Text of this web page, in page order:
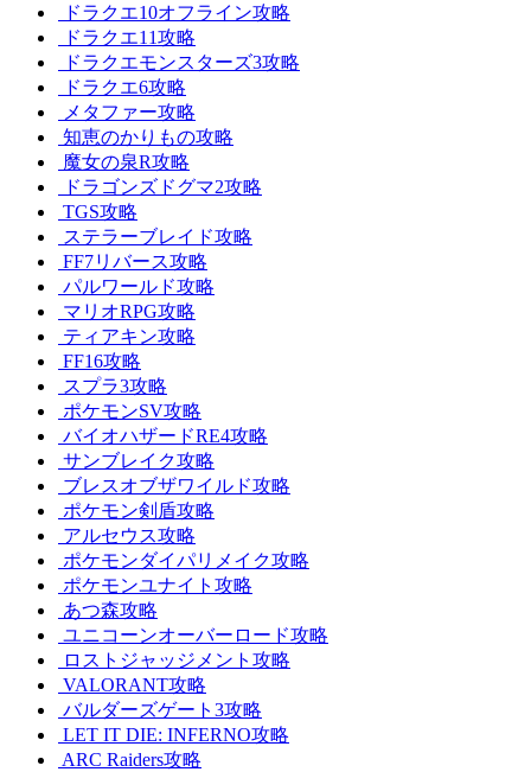
ドラクエ10オフライン攻略
ドラクエ11攻略
ドラクエモンスターズ3攻略
ドラクエ6攻略
メタファー攻略
知恵のかりもの攻略
魔女の泉R攻略
ドラゴンズドグマ2攻略
TGS攻略
ステラーブレイド攻略
FF7リバース攻略
パルワールド攻略
マリオRPG攻略
ティアキン攻略
FF16攻略
スプラ3攻略
ポケモンSV攻略
バイオハザードRE4攻略
サンブレイク攻略
ブレスオブザワイルド攻略
ポケモン剣盾攻略
アルセウス攻略
ポケモンダイパリメイク攻略
ポケモンユナイト攻略
あつ森攻略
ユニコーンオーバーロード攻略
ロストジャッジメント攻略
VALORANT攻略
バルダーズゲート3攻略
LET IT DIE: INFERNO攻略
ARC Raiders攻略